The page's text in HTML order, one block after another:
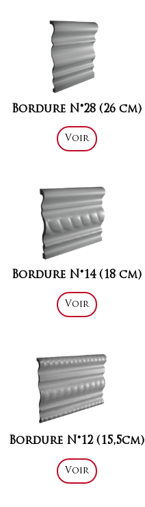
Bordure N°28 (26 cm)
Voir
Bordure N°14 (18 cm)
Voir
Bordure N°12 (15,5cm)
Voir